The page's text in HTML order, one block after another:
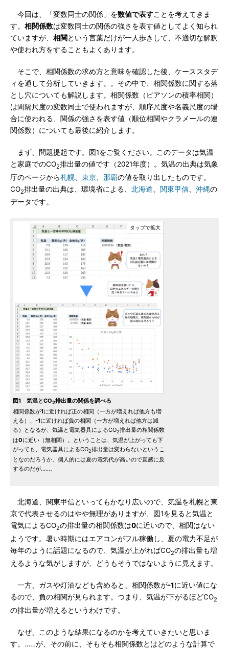
今回は、「変数同士の関係」を数値で表すことを考えてきま
す。 相関係数は変数同士の関係の強さを表す値としてよく知られ
ていますが、 相関という言葉だけが一人歩きして、不適切な解釈
や使われ方をすることもよくあります。
そこで、相関係数の求め方と意味を確認した後、ケーススタデ
ィを通して分析していきます。。その中で、相関係数に関する落
とし穴についても解説します。相関係数（ピアソンの積率相関）
は間隔尺度の変数同士で使われますが、順序尺度や名義尺度の場
合に使われる、関係の強さを表す値（順位相関やクラメールの連
関係数）についても最後に紹介します。
まず、問題提起です。図1をご覧ください。このデータは気温
と家庭でのCO2排出量の値です（2021年度）。気温の出典は気象
庁のページから札幌 東京 那覇の値を取り出したものです。
CO2排出量の出典は、環境省による、 北海道 関東甲信 沖縄の
データです。
図1 気温とCO2排出量の関係を調べる
相関係数が1に近ければ正の相関（一方が増えれば他方も増
える）、 -1に近ければ負の相関（一方が増えれば他方は減
る）となるが、気温と電気器具によるCO2排出量の相関係数
は0に近い（無相関）。ということは、気温が上がっても下
がっても、電気器具によるCO2排出量は変わらないというこ
となのだろうか。個人的には夏の電気代が高いので直感に反
するのだが……。
北海道、関東甲信といってもかなり広いので、気温を札幌と東
京で代表させるのはやや無理がありますが、図1を見ると気温と
電気によるCO2の排出量の相関係数は0に近いので、相関はない
ようです。暑い時期にはエアコンがフル稼働し、夏の電力不足が
毎年のように話題になるので、気温が上がればCO2の排出量も増
えるような気がしますが、どうもそうではないように見えます。
一方、ガスや灯油なども含めると、相関係数が-1に近い値にな
るので、負の相関が見られます。つまり、気温が下がるほどCO2
の排出量が増えるというわけです。
なぜ、このような結果になるのかを考えていきたいと思いま
す。……が、その前に、そもそも相関係数とはどのような計算で